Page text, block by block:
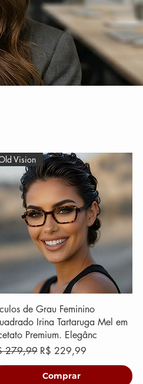
Vision
de Grau Feminino
Irina Tartaruga Mel em
Premium. Elegânc
normal
279,99 Preço promocional
R$ 229,99
Comprar